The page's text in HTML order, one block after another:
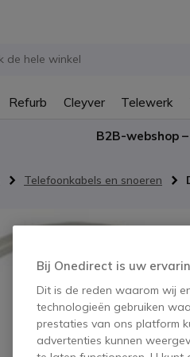
Refurb Cleyver Telewerk
B2B-webshop
Telefoonkabels en snoeren
Bij Onedirect is uw
Dit is de reden waarom wij
technologieën gebruiken
prestaties van ons platform
advertenties kunnen